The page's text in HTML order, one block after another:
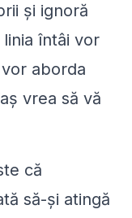
și ignoră
întâi vor
aborda
vrea să vă
că
să-și atingă